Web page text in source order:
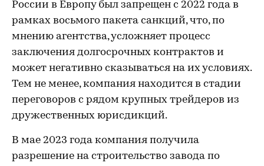
России в Европу был запрещен с 2022 года в
рамках восьмого пакета санкций, что, по
мнению агентства, усложняет процесс
заключения долгосрочных контрактов и
может негативно сказываться на их условиях.
Тем не менее, компания находится в стадии
переговоров с рядом крупных трейдеров из
дружественных юрисдикций.
В мае 2023 года компания получила
разрешение на строительство завода по